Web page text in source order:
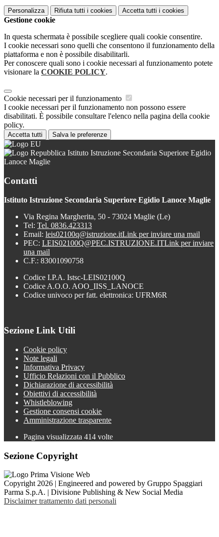
Personalizza Rifiuta tutti i cookies Accetta tutti i cookies
Gestione cookie
In questa schermata è possibile scegliere quali cookie consentire.
I cookie necessari sono quelli che consentono il funzionamento della
piattaforma e non è possibile disabilitarli.
Per conoscere quali sono i cookie necessari al funzionamento potete
visionare la COOKIE POLICY.
Cookie necessari per il funzionamento
I cookie necessari per il funzionamento non possono essere
disabilitati. È possibile consultare l'elenco nella pagina della cookie
policy.
Accetta tutti Salva le preferenze
Istituto Istruzione Secondaria Superiore Egidio
Lanoce Maglie
Contatti
Istituto Istruzione Secondaria Superiore Egidio Lanoce Maglie
Via Regina Margherita, 50 - 73024 Maglie (Le)
Tel: Tel. 0836.423313
Email: leis02100q@istruzione.itLink per inviare una mail
PEC: LEIS02100Q@PEC.ISTRUZIONE.ITLink per inviare
una mail
C.F.: 83001090758
Codice I.P.A. Istsc-LEIS02100Q
Codice A.O.O. AOO_IISS_LANOCE
Codice univoco per fatt. elettronica: UFRM6R
Sezione Link Utili
Cookie policy
Note legali
Informativa Privacy
Ufficio Relazioni con il Pubblico
Dichiarazione di accessibilità
Obiettivi di accessibilità
Whistleblowing
Gestione consensi cookie
Amministrazione trasparente
Pagina visualizzata 414 volte
Sezione Copyright
Copyright 2026 | Engineered and powered by Gruppo Spaggiari
Parma S.p.A. | Divisione Publishing & New Social Media
Disclaimer trattamento dati personali